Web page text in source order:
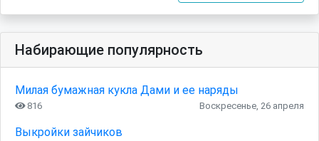
Набирающие популярность
Милая бумажная кукла Дами и ее наряды
816 Воскресенье, 26 апреля
Выкройки зайчиков